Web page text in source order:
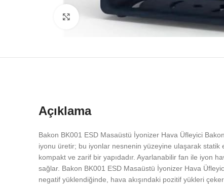
Büyütmek için tıklayın
Açıklama
Bakon BK001 ESD Masaüstü İyonizer Hava Üfleyici
iyonu üretir; bu iyonlar nesnenin yüzeyine ulaşarak
kompakt ve zarif bir yapıdadır. Ayarlanabilir fan ile iyon
sağlar. Bakon BK001 ESD Masaüstü İyonizer Hava
negatif yüklendiğinde, hava akışındaki pozitif yükleri